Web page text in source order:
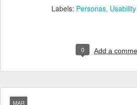
Labels: Personas
0 Add a
MAR